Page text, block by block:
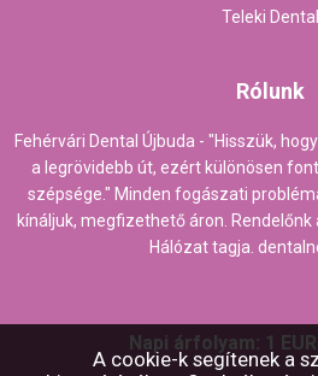
A cookie-k segítenek a
Teleki Dental
Rólunk
Fehérvári Dental Újbuda - "Hisszük,
a legrövidebb út, ezért különösen
szépsége." Minden fogászati
kínáljuk, megfizethető áron.
Hálózat tagja.
Napi árfolyam: 1